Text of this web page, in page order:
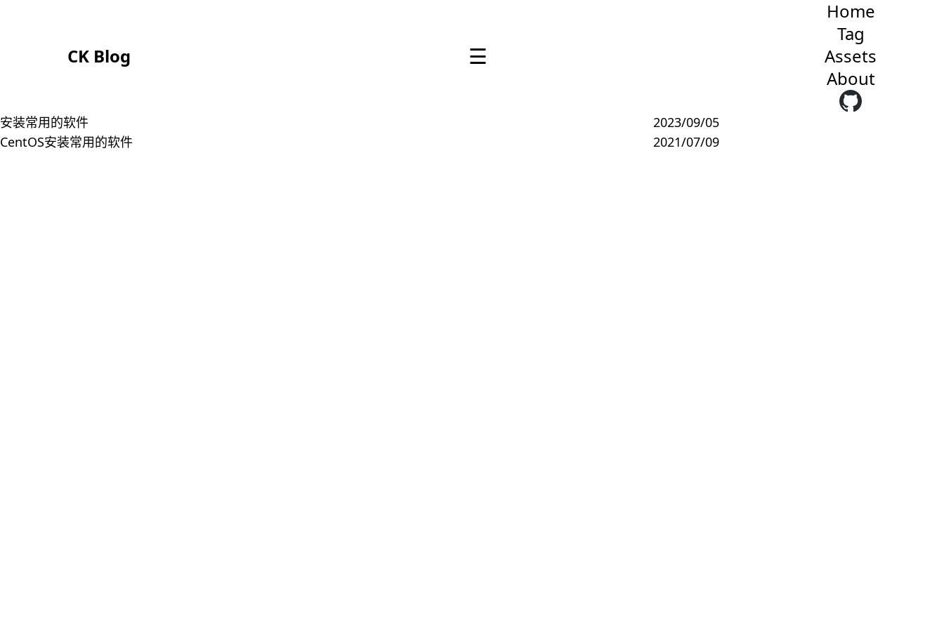
CK Blog ☰
Home
Tag
Assets
About
安装常用的软件
2023/09/05
CentOS安装常用的软件
2021/07/09